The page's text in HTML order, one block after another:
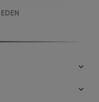

